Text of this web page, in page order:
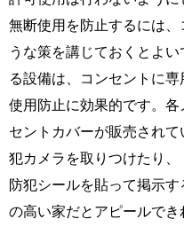
無断使用を防止するには
うな策を講じておくとよ
る設備は、コンセントに
使用防止に効果的です。
セントカバーが販売され
犯カメラを取りつけたり
防犯シールを貼って掲示
の高い家だとアピールで